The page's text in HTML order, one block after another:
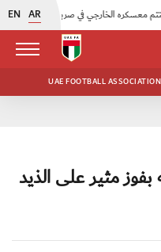
EN AR
UAE FOOTBALL ASSOCIATION
مثير على الذيد